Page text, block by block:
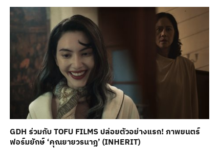
GDH ร่วมกับ TOFU FILMS ปล่อยตัวอย่างแรก! ภาพยนตร์
ฟอร์มยักษ์ ‘คุณยายวรนาฏ’ (INHERIT)